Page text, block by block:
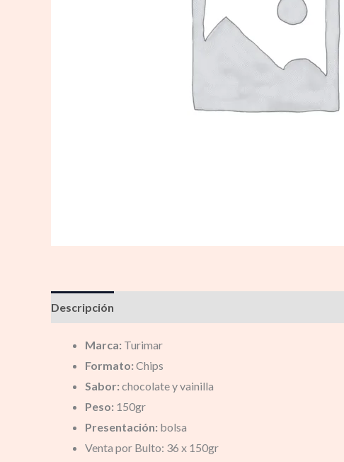
Descripción
Marca: Turimar
Formato: Chips
Sabor: chocolate y vainilla
Peso: 150gr
Presentación: bolsa
Venta por Bulto: 36 x 150gr